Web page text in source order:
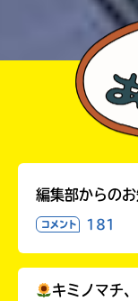
編集部からの
コメント 181
キミノマチ